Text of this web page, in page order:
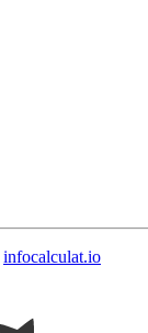
infocalculat.io